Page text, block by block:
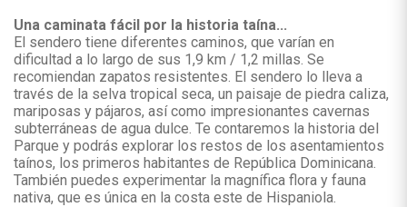
Una caminata fácil por la historia taína...
El sendero tiene diferentes caminos, que varían en
dificultad a lo largo de sus 1,9 km / 1,2 millas. Se
recomiendan zapatos resistentes. El sendero lo lleva a
través de la selva tropical seca, un paisaje de piedra caliza,
mariposas y pájaros, así como impresionantes cavernas
subterráneas de agua dulce. Te contaremos la historia del
Parque y podrás explorar los restos de los asentamientos
taínos, los primeros habitantes de República Dominicana.
También puedes experimentar la magnífica flora y fauna
nativa, que es única en la costa este de Hispaniola.